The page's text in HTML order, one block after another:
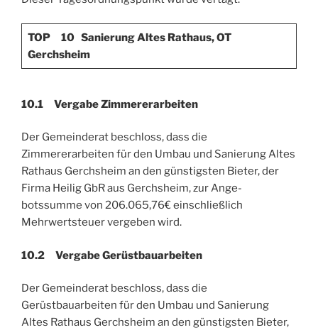
TOP 10 Sanierung Altes Rathaus, OT
Gerchsheim
10.1 Vergabe Zimmererarbeiten
Der Gemeinderat beschloss, dass die
Zimmererarbeiten für den Umbau und Sanierung Altes
Rathaus Gerchsheim an den günstigsten Bieter, der
Firma Heilig GbR aus Gerchsheim, zur Ange­
botssumme von 206.065,76€ einschließlich
Mehrwertsteuer vergeben wird.
10.2 Vergabe Gerüstbauarbeiten
Der Gemeinderat beschloss, dass die
Gerüstbauarbeiten für den Umbau und Sanierung
Altes Rathaus Gerchsheim an den günstigsten Bieter,